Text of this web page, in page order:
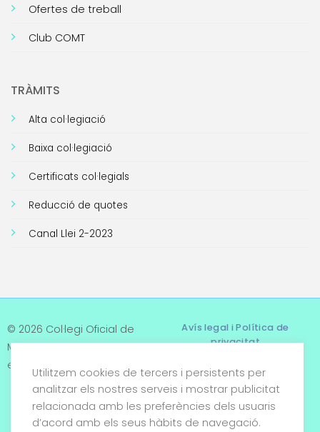
Ofertes de treball
Club COMT
TRÀMITS
Alta col·legiació
Baixa col·legiació
Certificats col·legials
Reducció de quotes
Canal Llei 2-2023
© 2026 Col·legi Oficial de
Metges de Tarragona. Tots
els drets reservats
Avís legal i Política de
privacitat
Termes i condicions
Política de cookies
Utilitzem cookies de tercers i persistents per
analitzar els nostres serveis i mostrar publicitat
relacionada amb les preferències dels usuaris
d’acord amb els seus hàbits de navegació.